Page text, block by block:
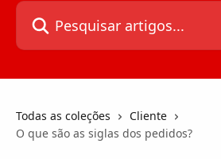
Pesquisar artigos...
Todas as coleções
Cliente
O que são as siglas dos pedidos?